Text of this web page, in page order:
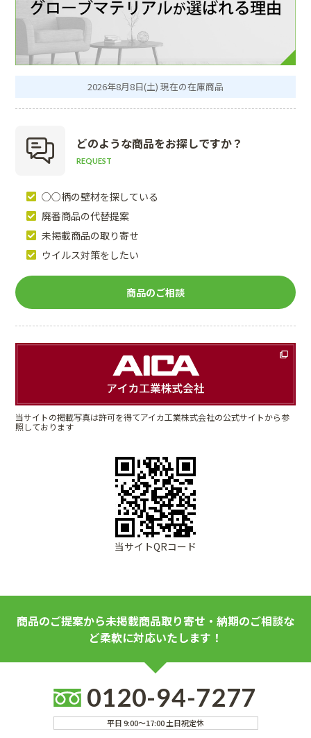
2026年8月8日(土) 現在の在庫商品
どのような商品をお探しですか？
REQUEST
○○柄の壁材を探している
廃番商品の代替提案
未掲載商品の取り寄せ
ウイルス対策をしたい
商品のご相談
当サイトの掲載写真は許可を得てアイカ工業株式会社の公式サイトから参
照しております
当サイトQRコード
商品のご提案から未掲載商品取り寄せ・納期のご相談な
ど柔軟に対応いたします！
0120-94-7277
平日 9:00～17:00 土日祝定休